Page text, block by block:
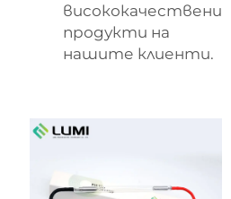
висококачествени
продукти на
нашите клиенти.